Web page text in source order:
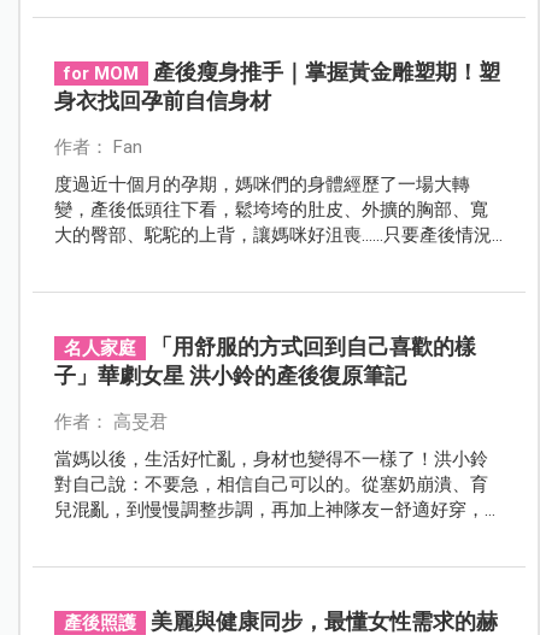
for MOM
產後瘦身推手｜掌握黃金雕塑期！塑
身衣找回孕前自信身材
作者： Fan
度過近十個月的孕期，媽咪們的身體經歷了一場大轉
變，產後低頭往下看，鬆垮垮的肚皮、外擴的胸部、寬
大的臀部、駝駝的上背，讓媽咪好沮喪……只要產後情況
名人家庭
「用舒服的方式回到自己喜歡的樣
子」華劇女星 洪小鈴的產後復原筆記
作者： 高旻君
當媽以後，生活好忙亂，身材也變得不一樣了！洪小鈴
對自己說：不要急，相信自己可以的。從塞奶崩潰、育
兒混亂，到慢慢調整步調，再加上神隊友—舒適好穿，同
產後照護
美麗與健康同步，最懂女性需求的赫